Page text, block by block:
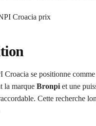
se positionne
la marque Bronpi et une
Cette recherche